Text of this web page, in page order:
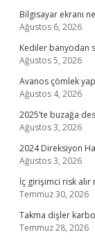
Bilgisayar ekranı
Ağustos 6, 2026
Kediler banyodan
Ağustos 5, 2026
Avanos çömlek
Ağustos 4, 2026
2025’te buzağa
Ağustos 3, 2026
2024 Direksiyon
Ağustos 3, 2026
İç girişimci risk alır
Temmuz 30, 2026
Takma dişler
Temmuz 28, 2026